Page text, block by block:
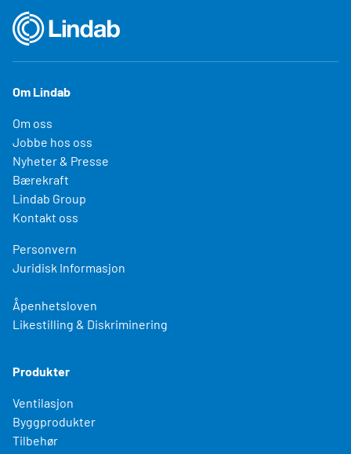
Om Lindab
Om oss
Jobbe hos oss
Nyheter & Presse
Bærekraft
Lindab Group
Kontakt oss
Personvern
Juridisk Informasjon
Åpenhetsloven
Likestilling & Diskriminering
Produkter
Ventilasjon
Byggprodukter
Tilbehør